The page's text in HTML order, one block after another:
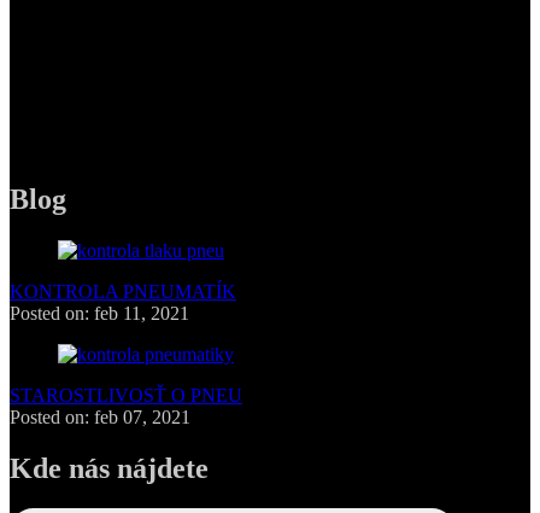
Blog
KONTROLA PNEUMATÍK
Posted on: feb 11, 2021
STAROSTLIVOSŤ O PNEU
Posted on: feb 07, 2021
Kde nás nájdete